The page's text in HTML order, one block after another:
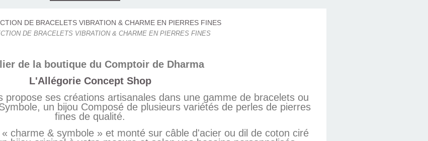
DE BRACELETS VIBRATION & CHARME EN PIERRES FINES
de la boutique du Comptoir de Dharma
L'Allégorie Concept Shop
propose ses créations artisanales dans une gamme de bracelets ou
un bijou Composé de plusieurs variétés de perles de pierres
fines de qualité.
charme & symbole » et monté sur câble d'acier ou dil de coton ciré